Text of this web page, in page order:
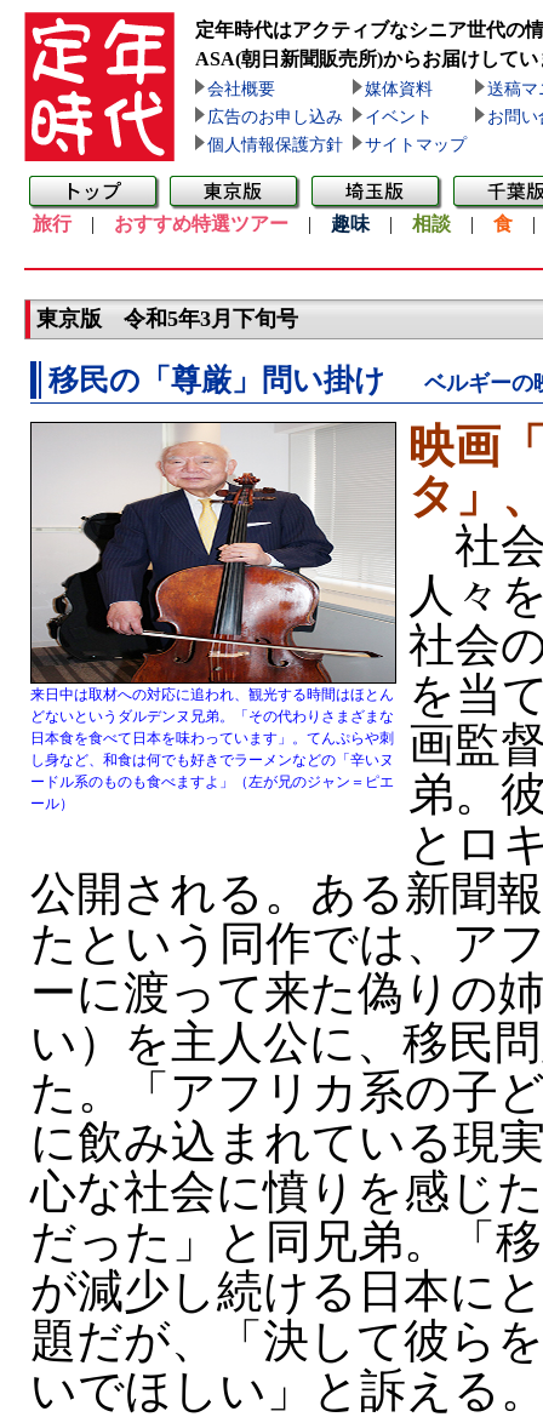
定年時代はアクティブなシニア世代の
ASA(朝日新聞販売所)からお届けしてい
会社概要 媒体資料
送稿マ
広告のお申し込み
イベント
お問い
個人情報保護方針
サイトマップ
旅行| おすすめ特選ツアー | 趣味 | 相談 | 食
東京版 令和5年3月下旬号
移民の「尊厳」問い掛け ベルギーの
来日中は取材への対応に追われ、観光する時間はほとん
どないというダルデンヌ兄弟。「その代わりさまざまな
日本食を食べて日本を味わっています」。てんぷらや刺
し身など、和食は何でも好きでラーメンなどの「辛いヌ
ードル系のものも食べますよ」（左が兄のジャン＝ピエ
ール）
映画
タ」
社
人々
社会
を当
画監
弟。
とロ
公開される。ある新聞
たという同作では、ア
ーに渡って来た偽りの
い）を主人公に、移民
た。「アフリカ系の子
に飲み込まれている現
心な社会に憤りを感じ
だった」と同兄弟。「
が減少し続ける日本に
題だが、「決して彼ら
いでほしい」と訴える